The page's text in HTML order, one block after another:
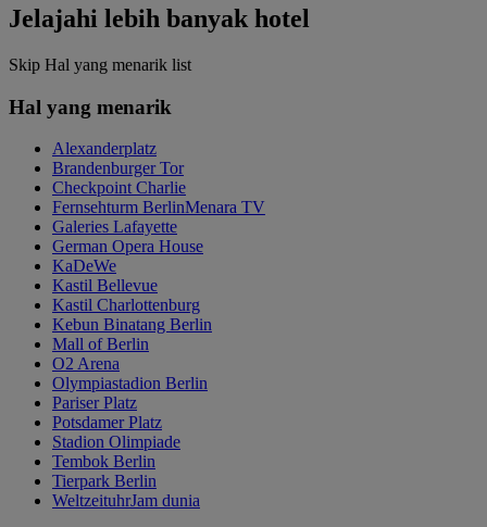
Jelajahi lebih banyak hotel
Skip Hal yang menarik list
Hal yang menarik
Alexanderplatz
Brandenburger Tor
Checkpoint Charlie
Fernsehturm BerlinMenara TV
Galeries Lafayette
German Opera House
KaDeWe
Kastil Bellevue
Kastil Charlottenburg
Kebun Binatang Berlin
Mall of Berlin
O2 Arena
Olympiastadion Berlin
Pariser Platz
Potsdamer Platz
Stadion Olimpiade
Tembok Berlin
Tierpark Berlin
WeltzeituhrJam dunia